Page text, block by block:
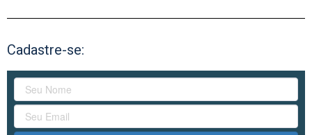
Cadastre-se: